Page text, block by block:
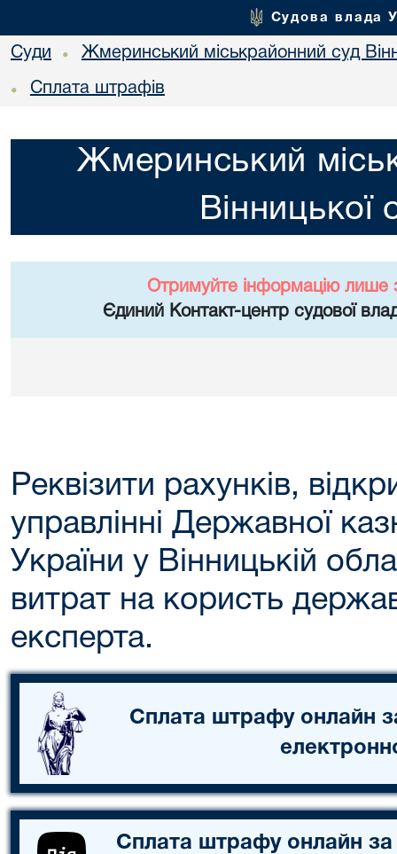
Судова влада
Суди • Жмеринський міськрайонний суд
• Сплата штрафів
Жмеринський
Вінницької
Отримуйте інформацію лише
Єдиний Контакт-центр судової
Реквізити рахунків,
управлінні Державної
України у Вінницькій
витрат на користь
експерта.
Сплата штрафу онлайн
Сплата штрафу онлайн